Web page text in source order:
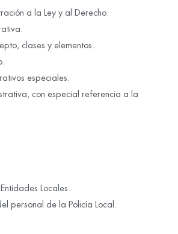
a la Ley y al Derecho.
clases y elementos.
especiales.
con especial referencia a la
Locales.
personal de la Policía Local.